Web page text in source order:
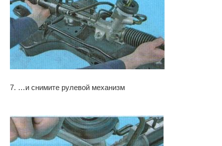
7. …и снимите рулевой механизм